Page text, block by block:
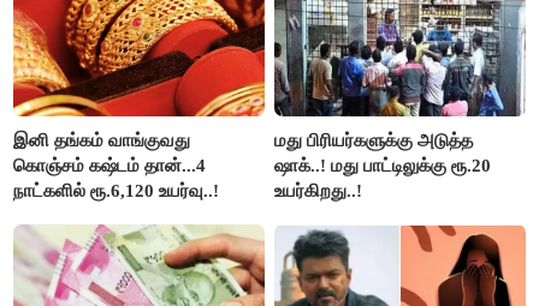
இனி தங்கம் வாங்குவது
கொஞ்சம் கஷ்டம் தான்...4
நாட்களில் ரூ.6,120 உயர்வு..!
மது பிரியர்களுக்கு அடுத்த
ஷாக்..! மது பாட்டிலுக்கு ரூ.20
உயர்கிறது..!